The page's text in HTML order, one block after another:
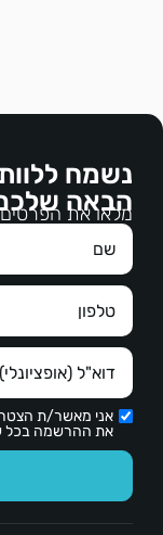
נשמח
הבאה
מלאו את
אני מאשר/ת
את ההרשמה בכל